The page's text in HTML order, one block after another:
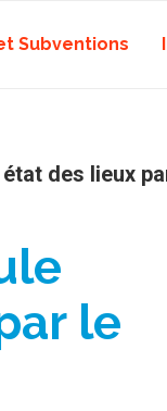
Subventions
des lieux
le